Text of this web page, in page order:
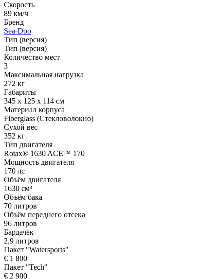
Скорость
89 км/ч
Бренд
Sea-Doo
Тип (версия)
Тип (версия)
Количество мест
3
Максимальная нагрузка
272 кг
Габариты
345 х 125 х 114 см
Материал корпуса
Fiberglass (Стекловолокно)
Сухой вес
352 кг
Тип двигателя
Rotax® 1630 ACE™ 170
Мощность двигателя
170 лс
Объём двигателя
1630 см³
Объём бака
70 литров
Объём переднего отсека
96 литров
Бардачёк
2,9 литров
Пакет "Watersports"
€ 1 800
Пакет "Tech"
€ 2 900